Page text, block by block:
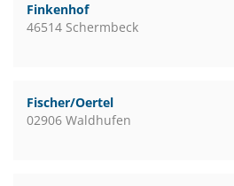
Finkenhof
46514 Schermbeck
Fischer/Oertel
02906 Waldhufen